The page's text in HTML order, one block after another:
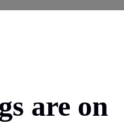
are on